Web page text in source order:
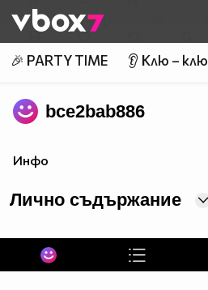
👾
🎉 PARTY TIME 👂 Клю – клю
bce2bab886
Инфо
Лично съдържание